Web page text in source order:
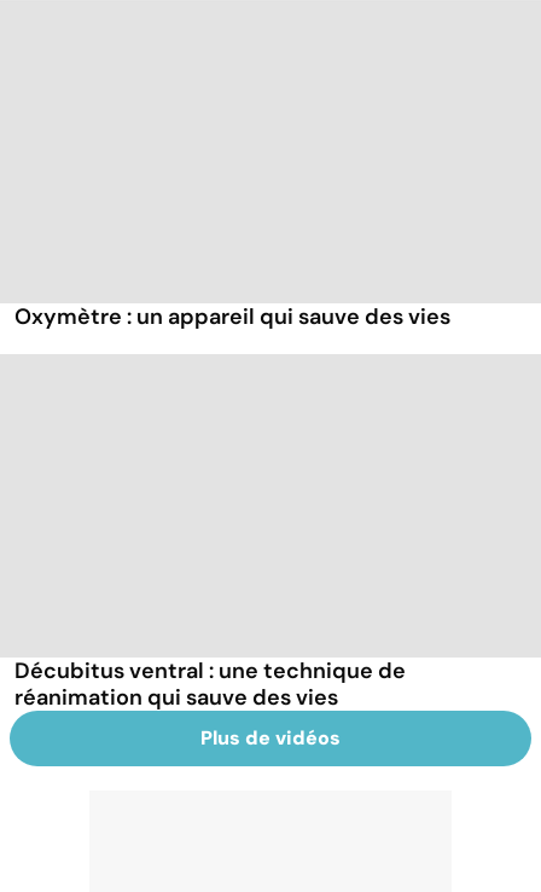
Oxymètre : un appareil qui sauve des vies
Décubitus ventral : une technique de
réanimation qui sauve des vies
Plus de vidéos